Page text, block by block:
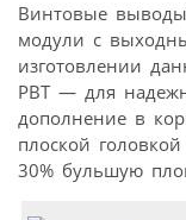
Винтовые
модули с
изготовлении
PBT — для
дополнение в
плоской
30% бульшую